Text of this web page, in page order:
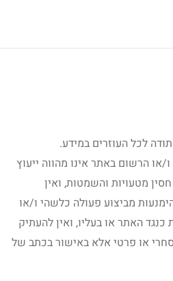
לכל העוזרים במידע.
או הרשום באתר אינו מהווה ייעוץ
מטעויות והשמטות, ואין
מביצוע פעולה כלשהי ו/או
האתר או בעליו, ואין להעתיק
או פרטי אלא באישור בכתב של